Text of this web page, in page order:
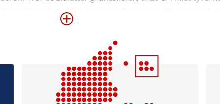
denne donation vil forskerne derfor gennemføre en
Cohorte 2000, med henblik på at afdække bl.a.,
og adfærd er, hvis de har problemer.
Følg os
TryghedsGruppen